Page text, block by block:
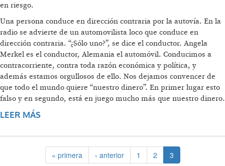
en riesgo.
Una persona conduce en dirección contraria por la autovía. En la
radio se advierte de un automovilista loco que conduce en
dirección contraria. “¿Sólo uno?”, se dice el conductor. Angela
Merkel es el conductor, Alemania el automóvil. Conducimos a
contracorriente, contra toda razón económica y política, y
además estamos orgullosos de ello. Nos dejamos convencer de
que todo el mundo quiere “nuestro dinero”. En primer lugar esto
falso y en segundo, está en juego mucho más que nuestro dinero.
LEER MÁS
« primera ‹ anterior 1 2 3